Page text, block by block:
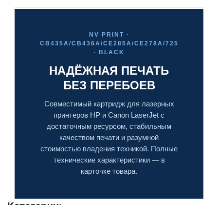
NV PRINT ·
CB435A/CB436A/CE285A/CE278A/725
· BLACK
НАДЁЖНАЯ ПЕЧАТЬ
БЕЗ ПЕРЕБОЕВ
Совместимый картридж для лазерных
принтеров HP и Canon LaserJet с
достаточным ресурсом, стабильным
качеством печати и разумной
стоимостью владения техникой. Полные
технические характеристики — в
карточке товара.